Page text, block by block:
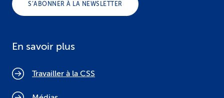
S’ABONNER À LA NEWSLETTER
En savoir plus
Travailler à la CSS